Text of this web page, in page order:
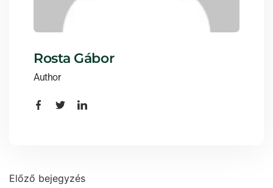
Rosta Gábor
Author
Előző bejegyzés